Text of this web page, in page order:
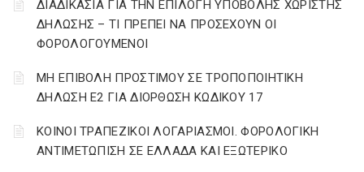
ΔΙΑΔΙΚΑΣΙΑ ΓΙΑ ΤΗΝ ΕΠΙΛΟΓΗ ΥΠΟΒΟΛΗΣ ΧΩΡΙΣΤΗΣ
ΔΗΛΩΣΗΣ – ΤΙ ΠΡΕΠΕΙ ΝΑ ΠΡΟΣΕΧΟΥΝ ΟΙ
ΦΟΡΟΛΟΓΟΥΜΕΝΟΙ
ΜΗ ΕΠΙΒΟΛΗ ΠΡΟΣΤΙΜΟΥ ΣΕ ΤΡΟΠΟΠΟΙΗΤΙΚΗ
ΔΗΛΩΣΗ Ε2 ΓΙΑ ΔΙΟΡΘΩΣΗ ΚΩΔΙΚΟΥ 17
ΚΟΙΝΟΙ ΤΡΑΠΕΖΙΚΟΙ ΛΟΓΑΡΙΑΣΜΟΙ. ΦΟΡΟΛΟΓΙΚΗ
ΑΝΤΙΜΕΤΩΠΙΣΗ ΣΕ ΕΛΛΑΔΑ ΚΑΙ ΕΞΩΤΕΡΙΚΟ